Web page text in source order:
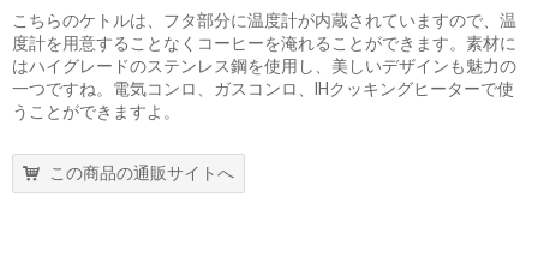
こちらのケトルは、フタ部分に温度計が内蔵されていますので、温
度計を用意することなくコーヒーを淹れることができます。素材に
はハイグレードのステンレス鋼を使用し、美しいデザインも魅力の
一つですね。電気コンロ、ガスコンロ、IHクッキングヒーターで使
うことができますよ。
この商品の通販サイトへ